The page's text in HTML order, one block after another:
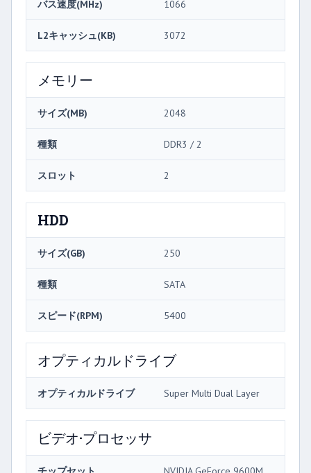
バス速度(MHz) 1066
L2キャッシュ(KB) 3072
メモリー
サイズ(MB) 2048
種類 DDR3 / 2
スロット 2
HDD
サイズ(GB) 250
種類 SATA
スピード(RPM) 5400
オプティカルドライブ
オプティカルドライブ Super Multi Dual Layer
ビデオ·プロセッサ